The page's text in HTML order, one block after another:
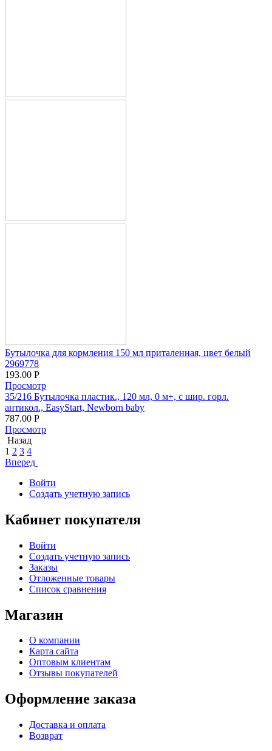
Бутылочка для кормления 150 мл приталенная, цвет белый
2969778
193.00 Р
Просмотр
35/216 Бутылочка пластик., 120 мл, 0 м+, с шир. горл.
антикол., EasyStart, Newborn baby
787.00 Р
Просмотр
Назад
1 2 3 4
Вперед
Войти
Создать учетную запись
Кабинет покупателя
Войти
Создать учетную запись
Заказы
Отложенные товары
Список сравнения
Магазин
О компании
Карта сайта
Оптовым клиентам
Отзывы покупателей
Оформление заказа
Доставка и оплата
Возврат